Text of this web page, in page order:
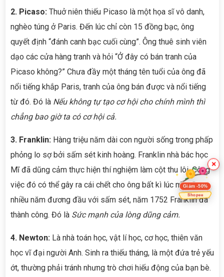
2. Picaso: Thuở niên thiếu Picaso là một họa sĩ vô danh,
nghèo túng ở Paris. Đến lúc chỉ còn 15 đồng bạc, ông
quyết định “đánh canh bạc cuối cùng”. Ông thuê sinh viên
dạo các cửa hàng tranh và hỏi “Ở đây có bán tranh của
Picaso không?” Chưa đầy một tháng tên tuổi của ông đã
nổi tiếng khắp Paris, tranh của ông bán được và nổi tiếng
từ đó. Đó là Nếu không tự tạo cơ hội cho chính mình thì
chẳng bao giờ ta có cơ hội cả.
3. Franklin: Hàng triệu năm dài con người sống trong phấp
phỏng lo sợ bởi sấm sét kinh hoàng. Franklin nhà bác học
Mĩ đã dũng cảm thực hiện thí nghiệm làm cột thu lôi. Công
việc đó có thể gây ra cái chết cho ông bất kì lúc nào. Sau
nhiều năm đương đầu với sấm sét, năm 1752 Franklin đã
thành công. Đó là Sức mạnh của lòng dũng cảm.
4. Newton: Là nhà toán học, vật lí học, cơ học, thiên văn
học vĩ đại người Anh. Sinh ra thiếu tháng, là một đứa trẻ yếu
ớt, thường phải tránh nhưng trò chơi hiếu động của bạn bè.
×
Giảm -50%
Shopee